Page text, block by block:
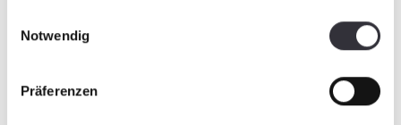
Notwendig
Präferenzen